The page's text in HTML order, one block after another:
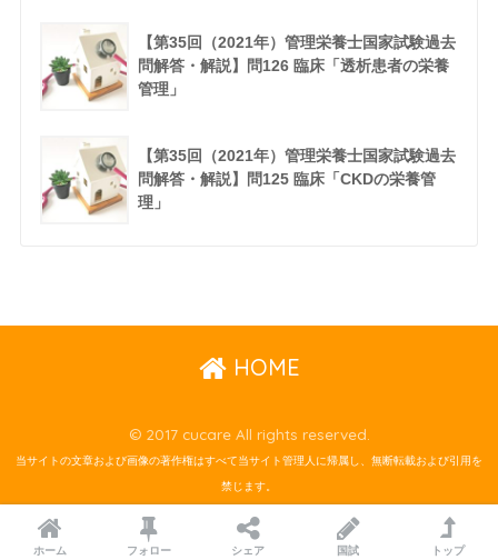
【第35回（2021年）管理栄養士国家試験過去
問解答・解説】問126 臨床「透析患者の栄養
管理」
【第35回（2021年）管理栄養士国家試験過去
問解答・解説】問125 臨床「CKDの栄養管
理」
HOME
© 2017 cucare All rights reserved.
当サイトの文章および画像の著作権はすべて当サイト管理人に帰属し、無断転載および引用を
禁じます。
ホーム フォロー シェア 国試 トップ